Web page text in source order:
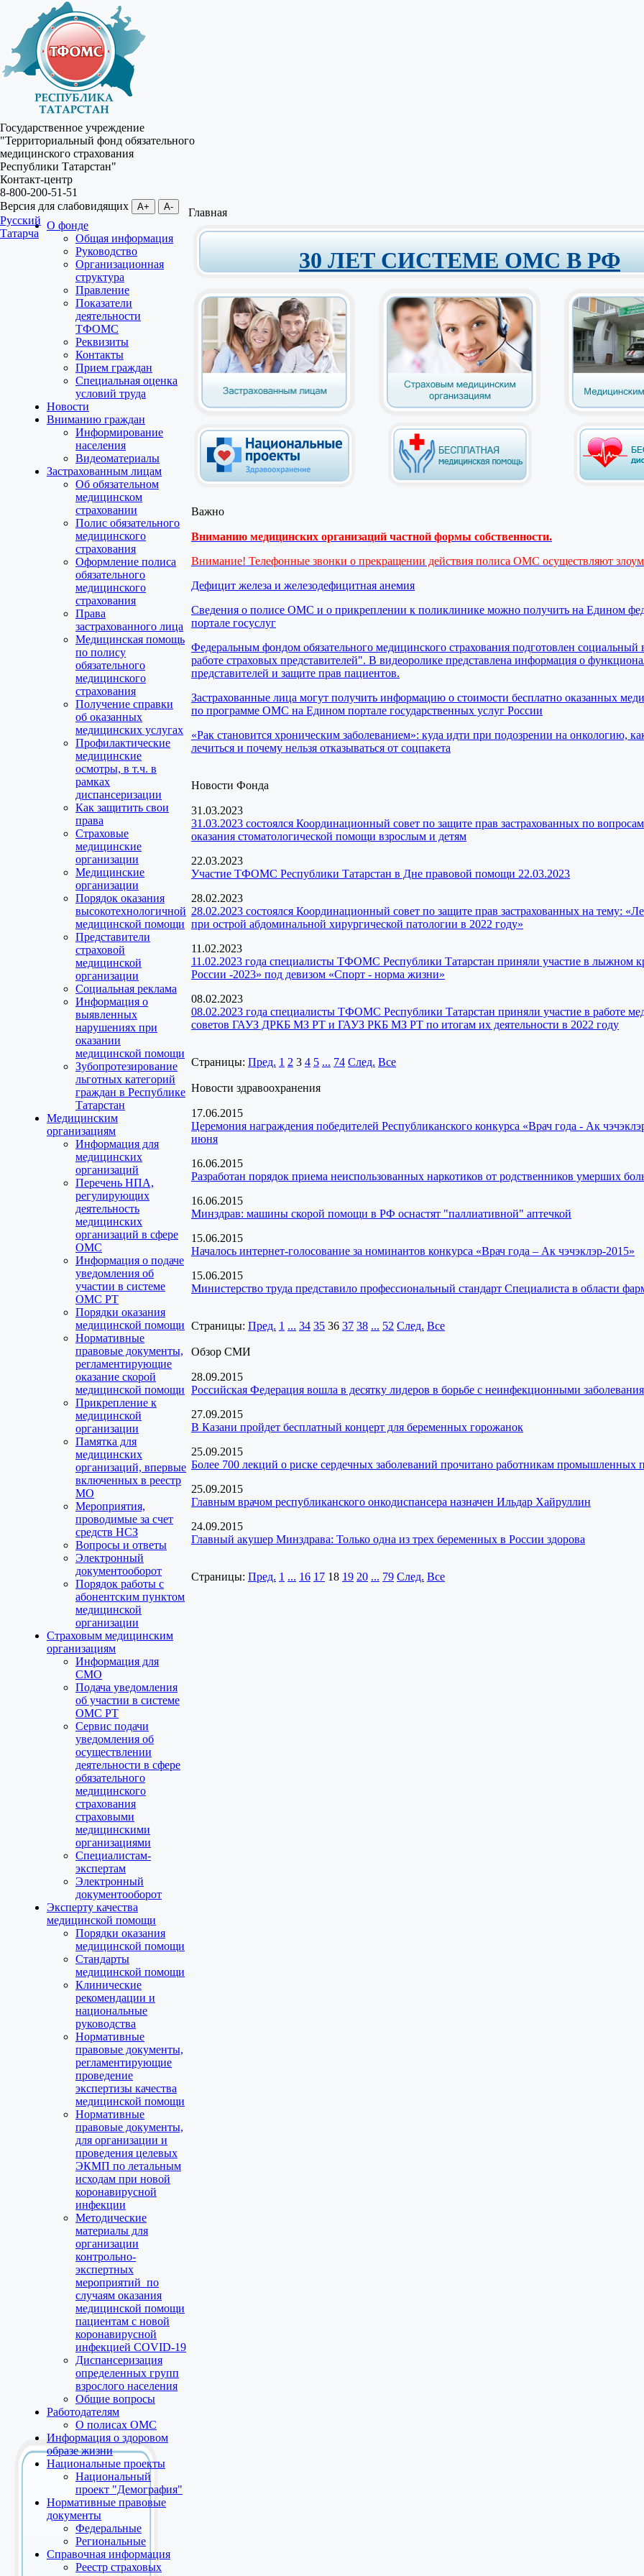
Государственное учреждение
"Территориальный фонд обязательного
медицинского страхования
Республики Татарстан"
Контакт-центр
8-800-200-51-51
Версия для слабовидящих
A+ A-
Русский
Татарча
О фонде
Общая информация
Руководство
Организационная
структура
Правление
Показатели
деятельности
ТФОМС
Реквизиты
Контакты
Прием граждан
Специальная оценка
условий труда
Новости
Вниманию граждан
Информирование
населения
Видеоматериалы
Застрахованным лицам
Об обязательном
медицинском
страховании
Полис обязательного
медицинского
страхования
Оформление полиса
обязательного
медицинского
страхования
Права
застрахованного лица
Медицинская помощь
по полису
обязательного
медицинского
страхования
Получение справки
об оказанных
медицинских услугах
Профилактические
медицинские
осмотры, в т.ч. в
рамках
диспансеризации
Как защитить свои
права
Страховые
медицинские
организации
Медицинские
организации
Порядок оказания
высокотехнологичной
медицинской помощи
Представители
страховой
медицинской
организации
Социальная реклама
Информация о
выявленных
нарушениях при
оказании
медицинской помощи
Зубопротезирование
льготных категорий
граждан в Республике
Татарстан
Медицинским
организациям
Информация для
медицинских
организаций
Перечень НПА,
регулирующих
деятельность
медицинских
организаций в сфере
ОМС
Информация о подаче
уведомления об
участии в системе
ОМС РТ
Порядки оказания
медицинской помощи
Нормативные
правовые документы,
регламентирующие
оказание скорой
медицинской помощи
Прикрепление к
медицинской
организации
Памятка для
медицинских
организаций, впервые
включенных в реестр
МО
Мероприятия,
проводимые за счет
средств НСЗ
Вопросы и ответы
Электронный
документооборот
Порядок работы с
абонентским пунктом
медицинской
организации
Страховым медицинским
организациям
Информация для
СМО
Подача уведомления
об участии в системе
ОМС РТ
Сервис подачи
уведомления об
осуществлении
деятельности в сфере
обязательного
медицинского
страхования
страховыми
медицинскими
организациями
Специалистам-
экспертам
Электронный
документооборот
Эксперту качества
медицинской помощи
Порядки оказания
медицинской помощи
Стандарты
медицинской помощи
Клинические
рекомендации и
национальные
руководства
Нормативные
правовые документы,
регламентирующие
проведение
экспертизы качества
медицинской помощи
Нормативные
правовые документы,
для организации и
проведения целевых
ЭКМП по летальным
исходам при новой
коронавирусной
инфекции
Методические
материалы для
организации
контрольно-
экспертных
мероприятий по
случаям оказания
медицинской помощи
пациентам с новой
коронавирусной
инфекцией COVID-19
Диспансеризация
определенных групп
взрослого населения
Общие вопросы
Работодателям
О полисах ОМС
Информация о здоровом
образе жизни
Национальные проекты
Национальный
проект "Демография"
Нормативные правовые
документы
Федеральные
Региональные
Справочная информация
Реестр страховых
Главная
30 ЛЕТ СИСТЕМЕ ОМС В РФ
Важно
Вниманию медицинских организаций частной формы собственности.
Внимание! Телефонные звонки о прекращении действия полиса ОМС осуществляют
Дефицит железа и железодефицитная анемия
Сведения о полисе ОМС и о прикреплении к поликлинике можно получить на Едином
портале госуслуг
Федеральным фондом обязательного медицинского страхования подготовлен
работе страховых представителей". В видеоролике представлена информация о
представителей и защите прав пациентов.
Застрахованные лица могут получить информацию о стоимости бесплатно оказанных
по программе ОМС на Едином портале государственных услуг России
«Рак становится хроническим заболеванием»: куда идти при подозрении на онкологию,
лечиться и почему нельзя отказываться от соцпакета
Новости Фонда
31.03.2023
31.03.2023 состоялся Координационный совет по защите прав застрахованных по
оказания стоматологической помощи взрослым и детям
22.03.2023
Участие ТФОМС Республики Татарстан в Дне правовой помощи 22.03.2023
28.02.2023
28.02.2023 состоялся Координационный совет по защите прав застрахованных на тему:
при острой абдоминальной хирургической патологии в 2022 году»
11.02.2023
11.02.2023 года специалисты ТФОМС Республики Татарстан приняли участие в лыжном
России -2023» под девизом «Спорт - норма жизни»
08.02.2023
08.02.2023 года специалисты ТФОМС Республики Татарстан приняли участие в работе
советов ГАУЗ ДРКБ МЗ РТ и ГАУЗ РКБ МЗ РТ по итогам их деятельности в 2022 году
Страницы: Пред. 1 2 3 4 5 ... 74 След. Все
Новости здравоохранения
17.06.2015
Церемония награждения победителей Республиканского конкурса «Врач года - Ак
июня
16.06.2015
Разработан порядок приема неиспользованных наркотиков от родственников умерших
16.06.2015
Минздрав: машины скорой помощи в РФ оснастят "паллиативной" аптечкой
15.06.2015
Началось интернет-голосование за номинантов конкурса «Врач года – Ак чэчэклэр-2015»
15.06.2015
Министерство труда представило профессиональный стандарт Специалиста в области
Страницы: Пред. 1 ... 34 35 36 37 38 ... 52 След. Все
Обзор СМИ
28.09.2015
Российская Федерация вошла в десятку лидеров в борьбе с неинфекционными
27.09.2015
В Казани пройдет бесплатный концерт для беременных горожанок
25.09.2015
Более 700 лекций о риске сердечных заболеваний прочитано работникам промышленных
25.09.2015
Главным врачом республиканского онкодиспансера назначен Ильдар Хайруллин
24.09.2015
Главный акушер Минздрава: Только одна из трех беременных в России здорова
Страницы: Пред. 1 ... 16 17 18 19 20 ... 79 След. Все